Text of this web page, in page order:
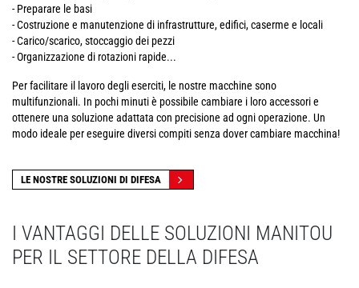
- Preparare le basi
- Costruzione e manutenzione di infrastrutture, edifici, caserme e locali
- Carico/scarico, stoccaggio dei pezzi
- Organizzazione di rotazioni rapide...
Per facilitare il lavoro degli eserciti, le nostre macchine sono
multifunzionali. In pochi minuti è possibile cambiare i loro accessori e
ottenere una soluzione adattata con precisione ad ogni operazione. Un
modo ideale per eseguire diversi compiti senza dover cambiare macchina!
LE NOSTRE SOLUZIONI DI DIFESA
I VANTAGGI DELLE SOLUZIONI MANITOU
PER IL SETTORE DELLA DIFESA